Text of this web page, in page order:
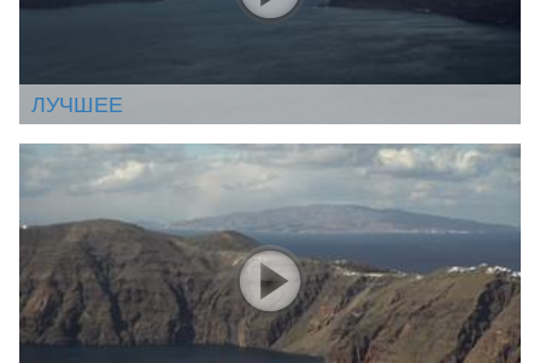
ЛУЧШЕЕ